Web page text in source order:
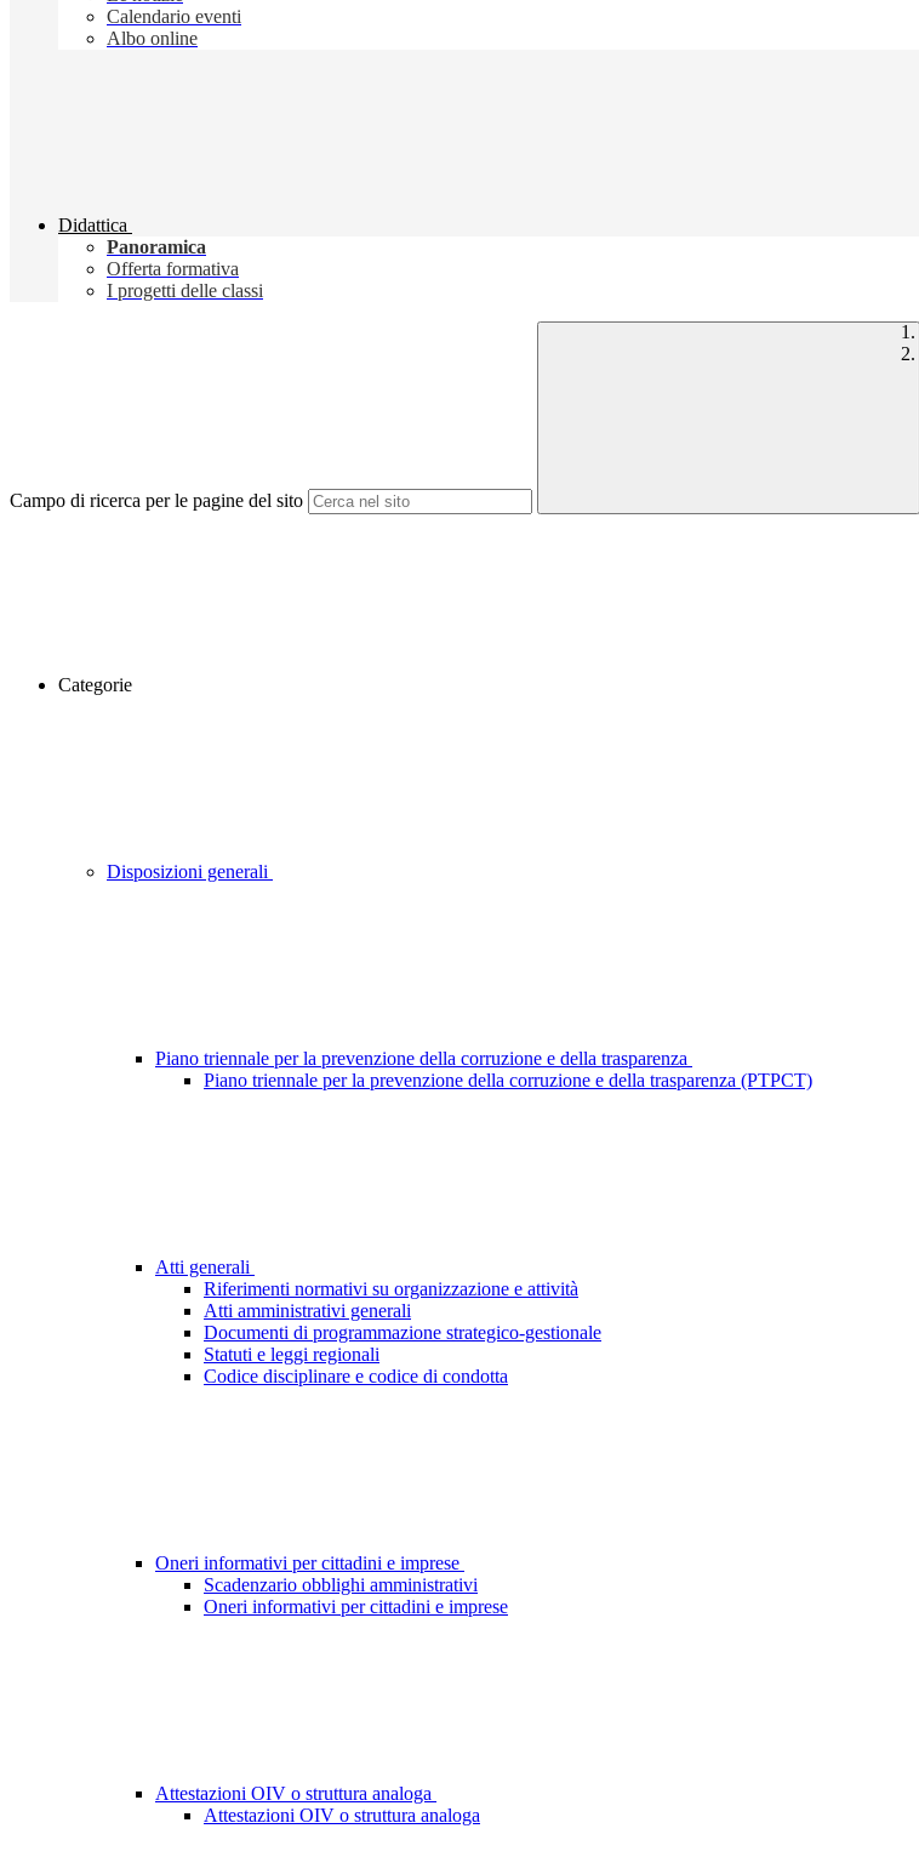
Calendario eventi
Albo online
Didattica
Panoramica
Offerta formativa
I progetti delle classi
Campo di ricerca per le pagine del sito
Categorie
Disposizioni generali
Piano triennale per la prevenzione della corruzione e della trasparenza
Piano triennale per la prevenzione della corruzione e della trasparenza (PTPCT)
Atti generali
Riferimenti normativi su organizzazione e attività
Atti amministrativi generali
Documenti di programmazione strategico-gestionale
Statuti e leggi regionali
Codice disciplinare e codice di condotta
Oneri informativi per cittadini e imprese
Scadenzario obblighi amministrativi
Oneri informativi per cittadini e imprese
Attestazioni OIV o struttura analoga
Attestazioni OIV o struttura analoga